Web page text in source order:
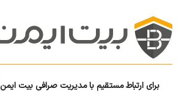
برای ارتباط مستقیم با مدیریت صرافی بیت ایمن